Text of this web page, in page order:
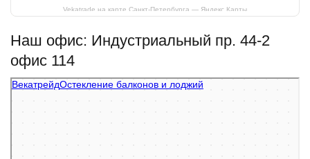
Vekatrade на карте Санкт‑Петербурга — Яндекс Карты
Наш офис: Индустриальный пр. 44-2
офис 114
Векатрейд